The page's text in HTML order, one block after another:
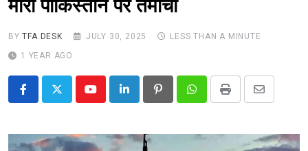
Classified
About Us
मारा पाकिस्तान पर तमाचा
BYTFA DESK JULY 30, 2025
LESS THAN A MINUTE
1 YEAR AGO
YoutubeLinkedIn PinterestWhatsappPrint
Share
Email